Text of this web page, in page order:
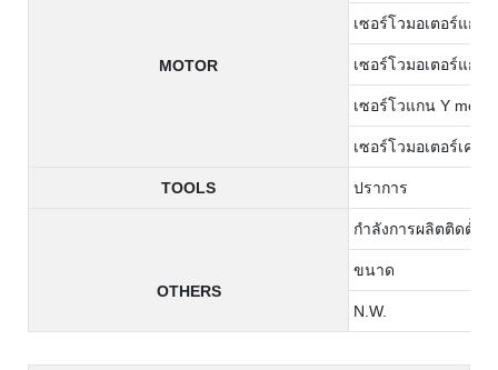
MOTOR
เซอร์โวมอเตอร์แกน
เซอร์โวมอเตอร์แกน
เซอร์โวแกน Y mot0r
เซอร์โวมอเตอร์เครื่
TOOLS ปราการ
OTHERS
กำลังการผลิตติดตั้งทั้
ขนาด
N.W.